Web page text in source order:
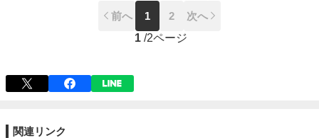
前へ 1 2
次へ
1 /2ページ
関連リンク